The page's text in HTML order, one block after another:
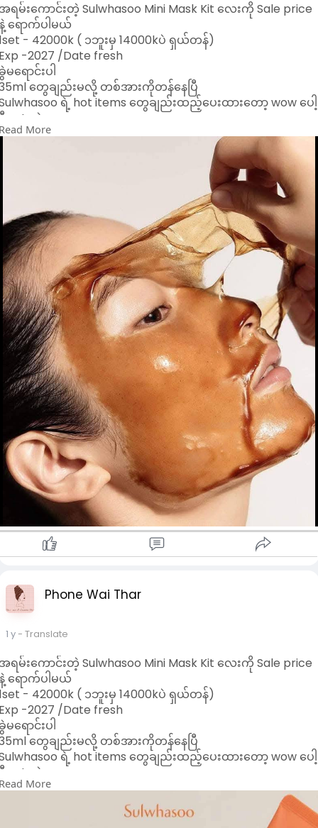
ရမ်းကောင်းတဲ့ Sulwhasoo Mini Mask Kit လေးကို Sale price
ရောက်ပါမယ်
- 42000k ( ၁ဘူးမှ 14000kပဲ ရှယ်တန်)
-2027 /Date fresh
မရောင်းပါ
တွေချည်းမလို့ တစ်အားကိုတန်နေပြီ
ရဲ့ hot items တွေချည်းထည့်ပေးထားတော့ wow ပေါ့
set ထဲမှာလေ
ျက်နှာပေါ်က အညစ်အကြေး အဆီဖု အဆီခဲတွေကို အကုန်ဖယ်ရှား
ေးပြီး မျက်နှာလေးလင်းလာစေတဲ့ Exfoliant ပါမယ်
ြီးတော့ အရမ်းနာမည်ကြီးတဲ့ Sulwhasoo ရဲ့ peel off mask ပါ
ြီးတော့ လိမ်းအိပ်လိုက်ရင် မနက်ကျ စိုအိတင်းရင်းပြီး ကျန်းမာတဲ့
သားအရေကို ပိုင်ဆိုင်စေမယ့် Sleeping mask လေးလဲပါတော့
သားရည်ရှယ်ကောင်းလာပြီး ကြည်ဝင်းချောမွတ်လာစေမှာ အသေ
ျာပါပဲနော်
09449002478
ကိုလဲ ဆက်သွယ်မှာယူနိုင်ပါတယ်
More
Phone Wai Thar
1 y- Translate
ရမ်းကောင်းတဲ့ Sulwhasoo Mini Mask Kit လေးကို Sale price
ရောက်ပါမယ်
- 42000k ( ၁ဘူးမှ 14000kပဲ ရှယ်တန်)
-2027 /Date fresh
မရောင်းပါ
တွေချည်းမလို့ တစ်အားကိုတန်နေပြီ
ရဲ့ hot items တွေချည်းထည့်ပေးထားတော့ wow ပေါ့
set ထဲမှာလေ
ျက်နှာပေါ်က အညစ်အကြေး အဆီဖု အဆီခဲတွေကို အကုန်ဖယ်ရှား
ေးပြီး မျက်နှာလေးလင်းလာစေတဲ့ Exfoliant ပါမယ်
ြီးတော့ အရမ်းနာမည်ကြီးတဲ့ Sulwhasoo ရဲ့ peel off mask ပါ
More